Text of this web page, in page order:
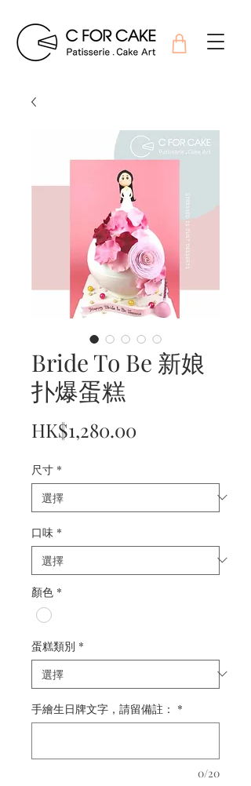
Bride To Be 新娘
扑爆蛋糕
HK$1,280.00
尺寸 *
口味 *
顏色 *
蛋糕類別 *
手繪生日牌文字，請留備註： *
0/20